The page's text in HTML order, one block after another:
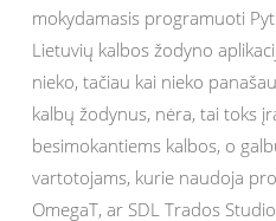
mokydamasis programuoti
Lietuvių kalbos žodyno
nieko, tačiau kai nieko
kalbų žodynus, nėra, tai toks
besimokantiems kalbos, o
vartotojams, kurie naudoja
OmegaT, ar SDL Trados